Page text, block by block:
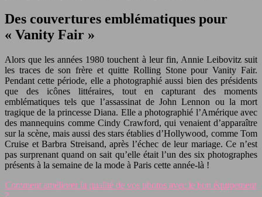
Des couvertures emblématiques pour
« Vanity Fair »
Alors que les années 1980 touchent à leur fin, Annie Leibovitz suit
les traces de son frère et quitte Rolling Stone pour Vanity Fair.
Pendant cette période, elle a photographié aussi bien des présidents
que des icônes littéraires, tout en capturant des moments
emblématiques tels que l’assassinat de John Lennon ou la mort
tragique de la princesse Diana. Elle a photographié l’Amérique avec
des mannequins comme Cindy Crawford, qui venaient d’apparaître
sur la scène, mais aussi des stars établies d’Hollywood, comme Tom
Cruise et Barbra Streisand, après l’échec de leur mariage. Ce n’est
pas surprenant quand on sait qu’elle était l’un des six photographes
présents à la semaine de la mode à Paris cette année-là !
Comment améliorer la qualité de vos photos avec le bon équipement